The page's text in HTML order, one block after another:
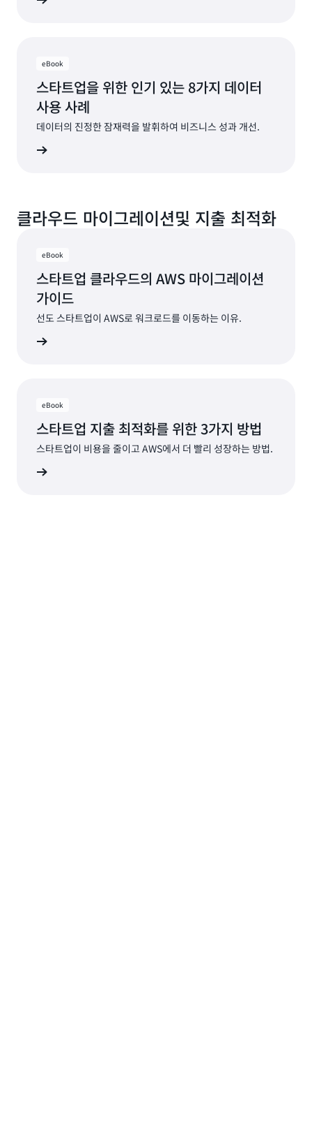
eBook
스타트업을 위한 인기 있는 8가지 데이터
사용 사례
데이터의 진정한 잠재력을 발휘하여 비즈니스 성과 개선.
클라우드 마이그레이션및 지출 최적화
eBook
스타트업 클라우드의 AWS 마이그레이션
가이드
선도 스타트업이 AWS로 워크로드를 이동하는 이유.
eBook
스타트업 지출 최적화를 위한 3가지 방법
스타트업이 비용을 줄이고 AWS에서 더 빨리 성장하는 방법.